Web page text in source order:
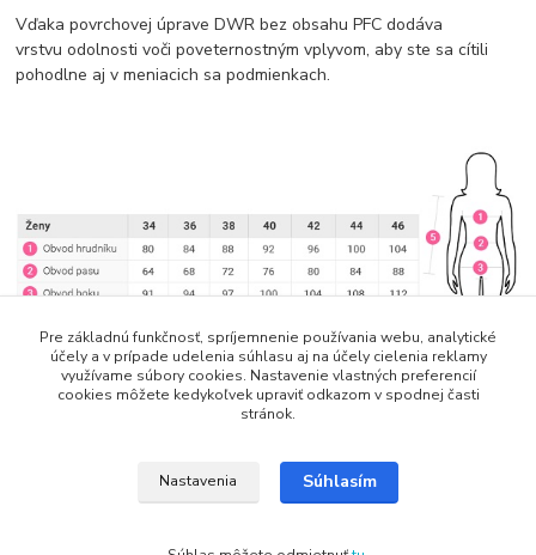
Vďaka povrchovej úprave DWR bez obsahu PFC dodáva
vrstvu odolnosti voči poveternostným vplyvom, aby ste sa cítili
pohodlne aj v meniacich sa podmienkach.
Tovar zaradený v kategóriách
Pre základnú funkčnosť, spríjemnenie používania webu, analytické
účely a v prípade udelenia súhlasu aj na účely cielenia reklamy
využívame súbory cookies. Nastavenie vlastných preferencií
cookies môžete kedykoľvek upraviť odkazom v spodnej časti
stránok.
Nastavenia Súhlasím